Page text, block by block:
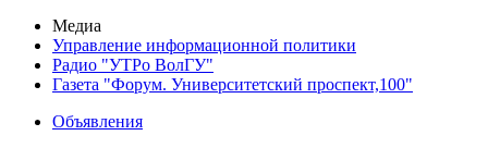
Медиа
Управление информационной политики
Радио "УТРо ВолГУ"
Газета "Форум. Университетский проспект,100"
Объявления